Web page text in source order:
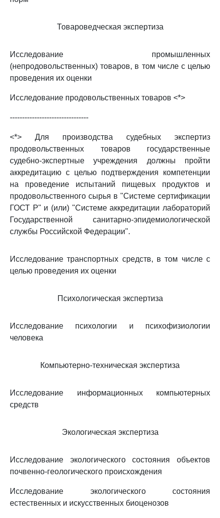
Товароведческая экспертиза
Исследование промышленных
(непродовольственных) товаров, в том числе с целью
проведения их оценки
Исследование продовольственных товаров <*>
--------------------------------
<*> Для производства судебных экспертиз
продовольственных товаров государственные
судебно-экспертные учреждения должны пройти
аккредитацию с целью подтверждения компетенции
на проведение испытаний пищевых продуктов и
продовольственного сырья в "Системе сертификации
ГОСТ Р" и (или) "Системе аккредитации лабораторий
Государственной санитарно-эпидемиологической
службы Российской Федерации".
Исследование транспортных средств, в том числе с
целью проведения их оценки
Психологическая экспертиза
Исследование психологии и психофизиологии
человека
Компьютерно-техническая экспертиза
Исследование информационных компьютерных
средств
Экологическая экспертиза
Исследование экологического состояния объектов
почвенно-геологического происхождения
Исследование экологического состояния
естественных и искусственных биоценозов